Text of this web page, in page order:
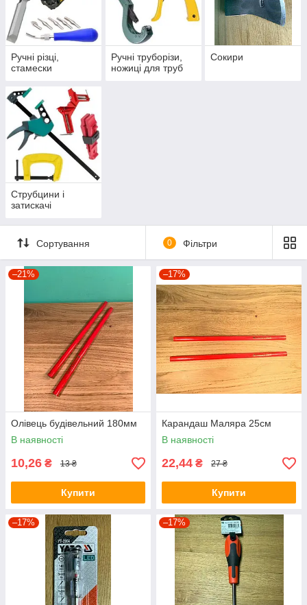
Ручні різці,
стамески
Ручні труборізи,
ножиці для труб
Сокири
Струбцини і
затискачі
Сортування 0 Фільтри
–21%
Олівець будівельний 180мм
В наявності
10,26 ₴ 13 ₴
Купити
–17%
Карандаш Маляра 25см
В наявності
22,44 ₴ 27 ₴
Купити
–17% –17%